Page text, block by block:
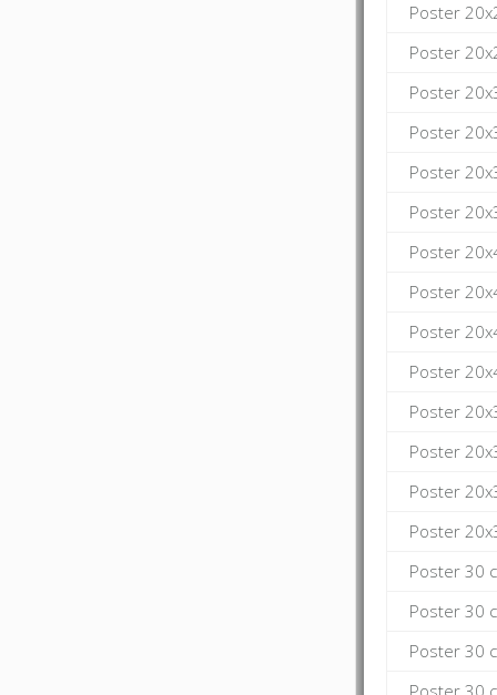
Poster
Poster
Poster
Poster
Poster
Poster
Poster
Poster
Poster
Poster
Poster
Poster
Poster
Poster
Poster 30
Poster 30
Poster 30